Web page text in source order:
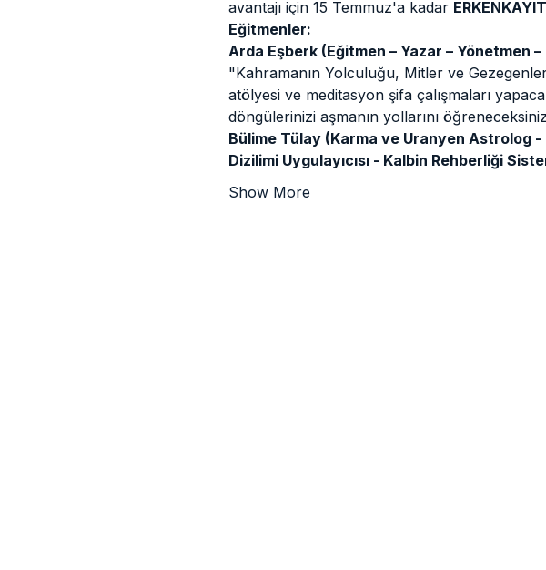
avantajı için 15 Temmuz'a kadar
Eğitmenler:
Arda Eşberk (Eğitmen – Yazar – Yönetmen
"Kahramanın Yolculuğu, Mitler ve
atölyesi ve meditasyon şifa çalışmaları
döngülerinizi aşmanın yollarını
Bülime Tülay (Karma ve Uranyen Astrolog -
Dizilimi Uygulayıcısı - Kalbin Rehberliği
Show More